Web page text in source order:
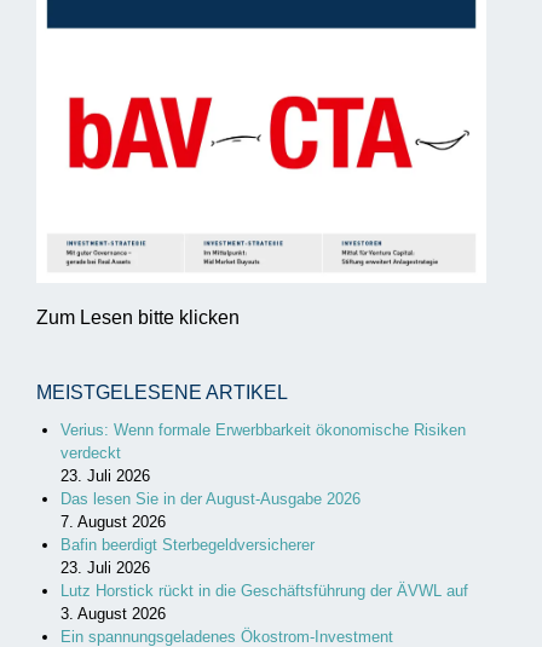
Zum Lesen bitte klicken
MEISTGELESENE ARTIKEL
Verius: Wenn formale Erwerbbarkeit ökonomische Risiken
verdeckt
23. Juli 2026
Das lesen Sie in der August-Ausgabe 2026
7. August 2026
Bafin beerdigt Sterbegeldversicherer
23. Juli 2026
Lutz Horstick rückt in die Geschäftsführung der ÄVWL auf
3. August 2026
Ein spannungsgeladenes Ökostrom-Investment